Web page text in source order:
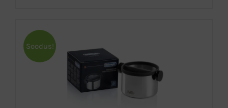
Soodus!